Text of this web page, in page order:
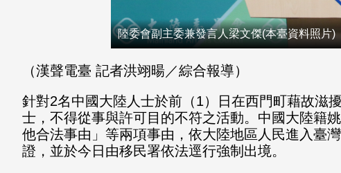
陸委會副主委兼發言人梁文傑(本臺資料照片)
（漢聲電臺 記者洪翊暘／綜合報導）
針對2名中國大陸人士於前（1）
日在西門町藉故滋
士， 不得從事與許可目的不符之活動。中國大陸籍
他合法事由」等兩項事由， 依大陸地區人民進入臺
證，並於今日由移民署依法逕行強制出境。